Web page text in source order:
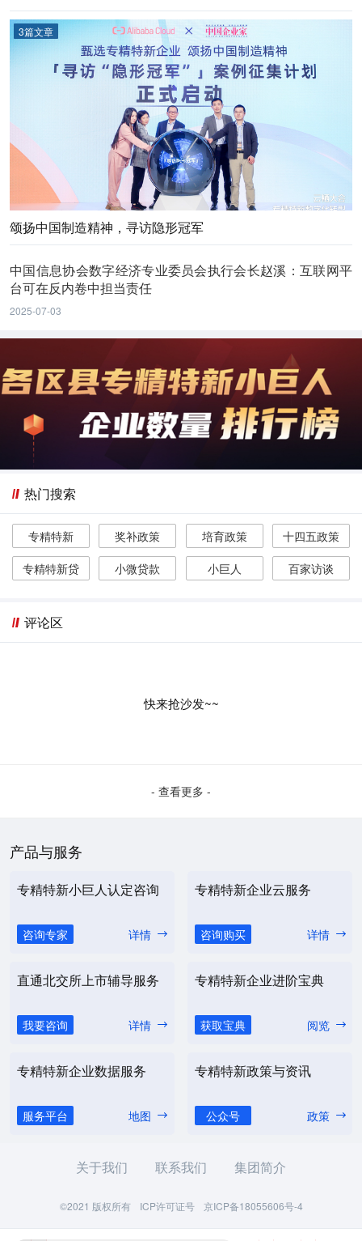
3篇文章
颂扬中国制造精神，寻访隐形冠军
中国信息协会数字经济专业委员会执行会长赵溪：互联网平
台可在反内卷中担当责任
2025-07-03
热门搜索
专精特新 奖补政策 培育政策
十四五政策
专精特新贷
小微贷款 小巨人 百家访谈
评论区
快来抢沙发~~
- 查看更多 -
产品与服务
专精特新小巨人认定咨询
咨询专家 详情
专精特新企业云服务
咨询购买 详情
直通北交所上市辅导服务
我要咨询 详情
专精特新企业进阶宝典
获取宝典 阅览
专精特新企业数据服务
服务平台 地图
专精特新政策与资讯
公众号 政策
关于我们 联系我们 集团简介
©2021 版权所有 ICP许可证号 京ICP备18055606号-4